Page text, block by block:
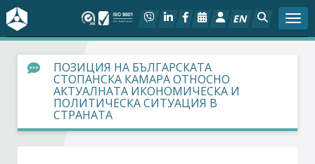
EN
За БСК
На фокус
Актуално
ПОЗИЦИЯ НА БЪЛГАРСКАТА
СТОПАНСКА КАМАРА ОТНОСНО
АКТУАЛНАТА ИКОНОМИЧЕСКА И
ПОЛИТИЧЕСКА СИТУАЦИЯ В
СТРАНАТА